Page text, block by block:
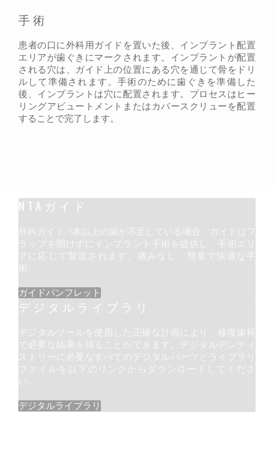
手術
患者の口に外科用ガイドを置いた後、インプラント配置
エリアが歯ぐきにマークされます。インプラントが配置
される穴は、ガイド上の位置にある穴を通じて骨をドリ
ルして準備されます。手術のために歯ぐきを準備した
後、インプラントは穴に配置されます。プロセスはヒー
リングアビュートメントまたはカバースクリューを配置
することで完了します。
NTAガイド
外科ガイド; 1本以上の歯が不足している場合、ガイドはフ
ラップを開けずにインプラント手術を提供し、手術エリ
アに応じて製造されます。痛みなし、簡単で快適な手
術。
ガイドパンフレット
デジタルライブラリ
デジタルツールを使用した正確な計画により、修復歯科
で必要な結果を得ることができます。デジタルデンティ
ストリーに必要なすべてのデジタルパーツとライブラリ
ファイルを以下のリンクからダウンロードしてくださ
い。
デジタルライブラリ